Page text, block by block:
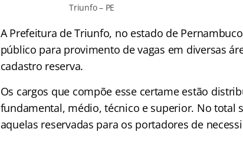
Triunfo – PE
A Prefeitura de Triunfo, no estado de
público para provimento de vagas em diversas
cadastro reserva.
Os cargos que compõe esse certame estão
fundamental, médio, técnico e superior. No total
aquelas reservadas para os portadores de